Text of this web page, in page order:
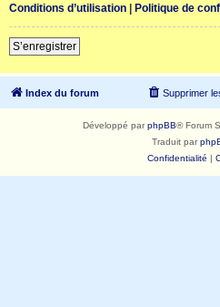
Conditions d’utilisation | Politique de
S’enregistrer
Index du forum Supprimer
Développé parphpBB® Forum
Traduit par
Confidentialité |